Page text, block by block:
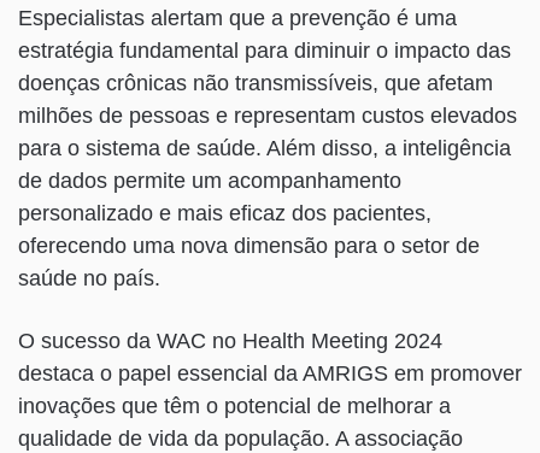
Especialistas alertam que a prevenção é uma
estratégia fundamental para diminuir o impacto das
doenças crônicas não transmissíveis, que afetam
milhões de pessoas e representam custos elevados
para o sistema de saúde. Além disso, a inteligência
de dados permite um acompanhamento
personalizado e mais eficaz dos pacientes,
oferecendo uma nova dimensão para o setor de
saúde no país.
O sucesso da WAC no Health Meeting 2024
destaca o papel essencial da AMRIGS em promover
inovações que têm o potencial de melhorar a
qualidade de vida da população. A associação